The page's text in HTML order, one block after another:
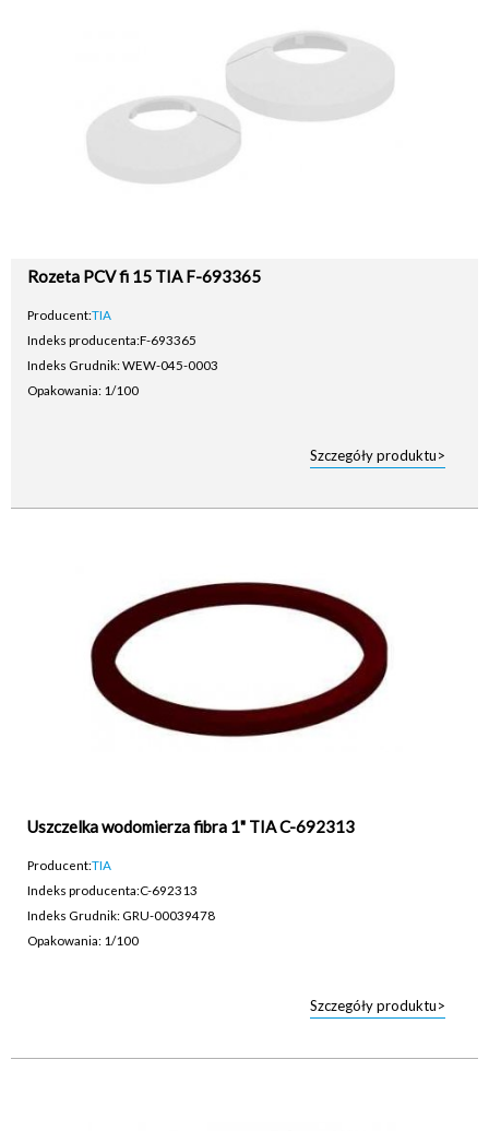
Rozeta PCV fi 15 TIA F-693365
Producent:TIA
Indeks producenta:F-693365
Indeks Grudnik: WEW-045-0003
Opakowania: 1/100
Szczegóły produktu>
Uszczelka wodomierza fibra 1" TIA C-692313
Producent:TIA
Indeks producenta:C-692313
Indeks Grudnik: GRU-00039478
Opakowania: 1/100
Szczegóły produktu>